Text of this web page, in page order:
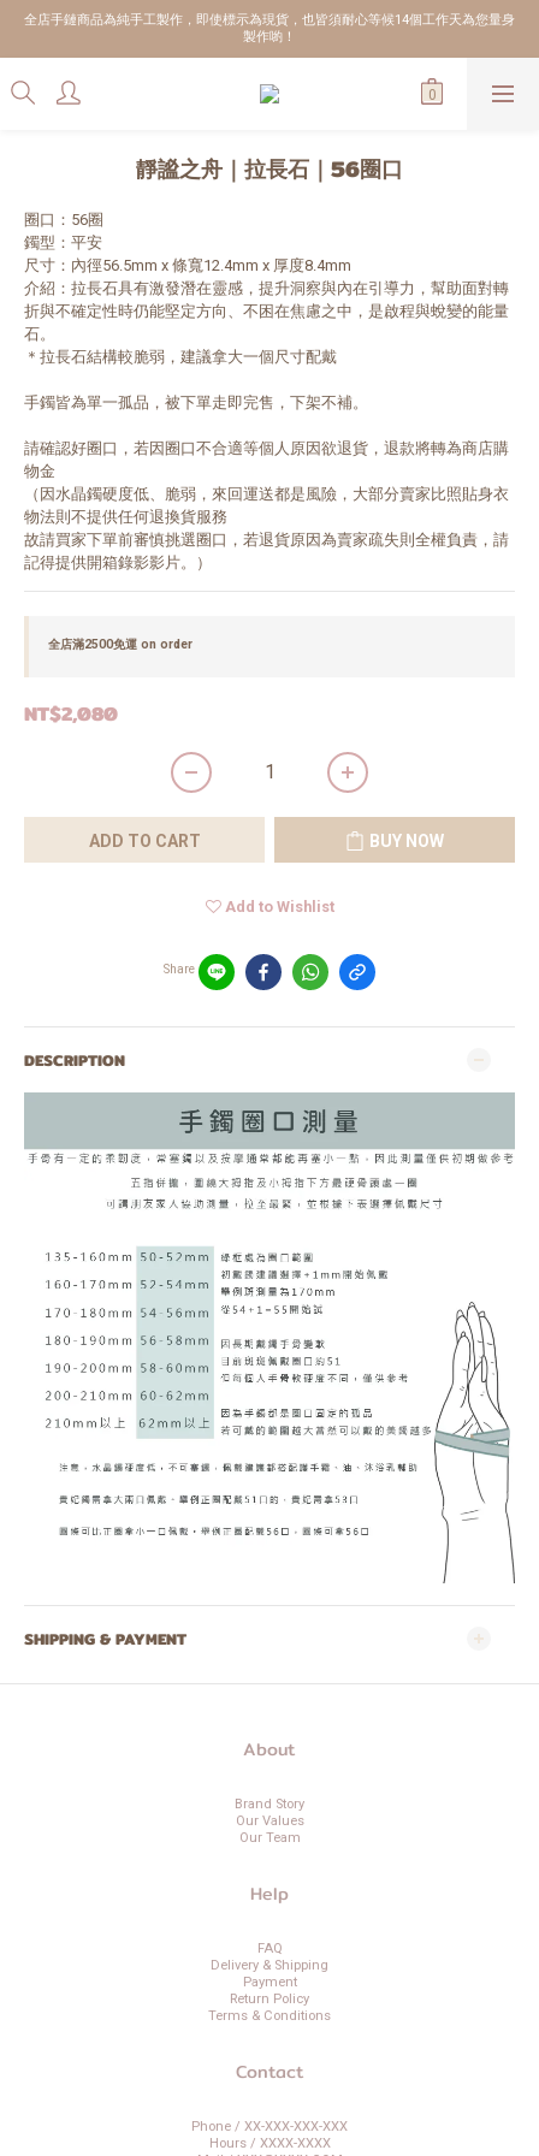
全店手鏈商品為純手工製作，即使標示為現貨，也皆須耐心等候14個工作天為您量身
製作喲！
靜謐之舟｜拉長石｜56圈口
圈口：56圈
鐲型：平安
尺寸：內徑56.5mm x 條寬12.4mm x 厚度8.4mm
介紹：拉長石具有激發潛在靈感，提升洞察與內在引導力，幫助面對轉
折與不確定性時仍能堅定方向、不困在焦慮之中，是啟程與蛻變的能量
石。
＊拉長石結構較脆弱，建議拿大一個尺寸配戴
手鐲皆為單一孤品，被下單走即完售，下架不補。
請確認好圈口，若因圈口不合適等個人原因欲退貨，退款將轉為商店購
物金
（因水晶鐲硬度低、脆弱，來回運送都是風險，大部分賣家比照貼身衣
物法則不提供任何退換貨服務
故請買家下單前審慎挑選圈口，若退貨原因為賣家疏失則全權負責，請
記得提供開箱錄影影片。）
全店滿2500免運 on order
NT$2,080
ADD TO CART BUY NOW
Add to Wishlist
Share
DESCRIPTION
SHIPPING & PAYMENT
About
Brand Story
Our Values
Our Team
Help
FAQ
Delivery & Shipping
Payment
Return Policy
Terms & Conditions
Contact
Phone / XX-XXX-XXX-XXX
Hours / XXXX-XXXX